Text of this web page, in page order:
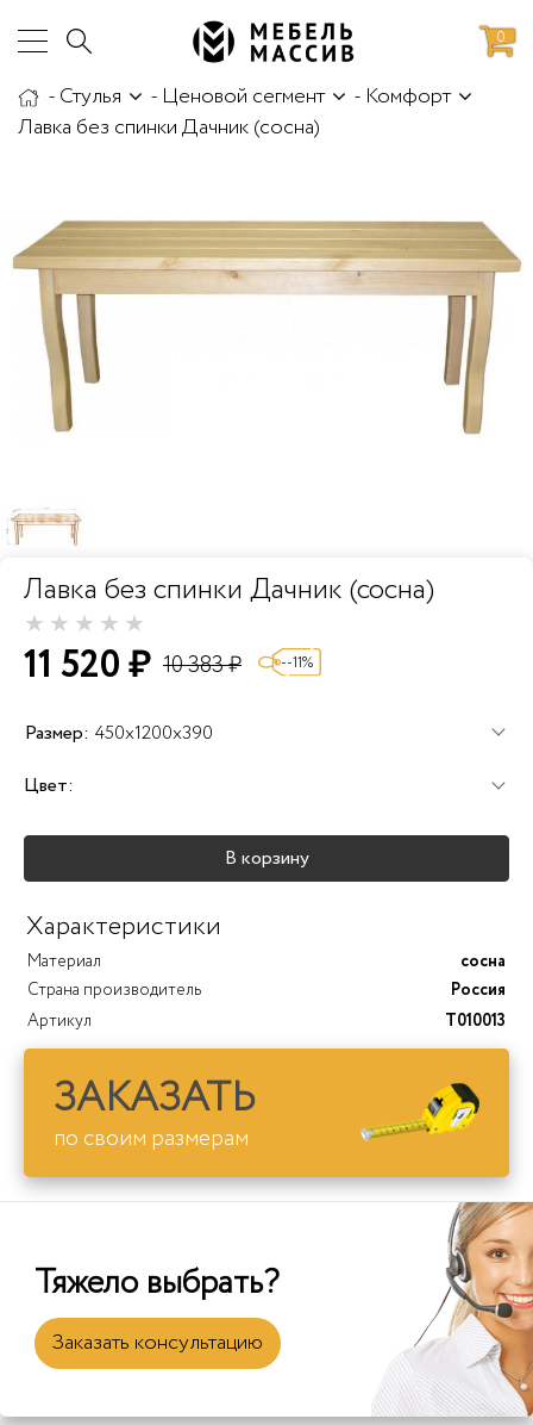
Доставка и сборка
0
-Стулья - Ценовой сегмент - Комфорт
Лавка без спинки Дачник (сосна)
Лавка без спинки Дачник (сосна)
11 520 ₽ 10 383 ₽ --11%
Размер: 450x1200x390
Цвет:
В корзину
Характеристики
Материал
сосна
Страна производитель
Россия
Артикул
T010013
ЗАКАЗАТЬ
по своим размерам
Тяжело выбрать?
Заказать консультацию